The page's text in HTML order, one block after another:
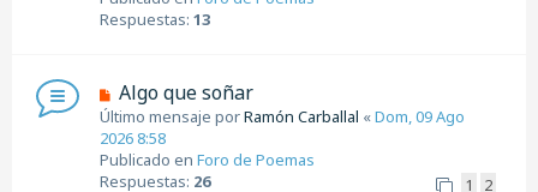
o
s
a
j
e
Respuestas: 13
N
u
e
v
o
Algo que soñar
Último mensaje porRamón Carballal «Dom, 09 Ago
2026 8:58
Publicado en Foro de Poemas
Respuestas: 26 1 2